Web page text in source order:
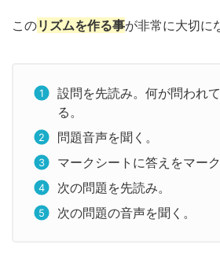
このリズムを作る事が非常に大切に
設問を先読み。何が問われ
る。
問題音声を聞く。
マークシートに答えをマーク
次の問題を先読み。
次の問題の音声を聞く。